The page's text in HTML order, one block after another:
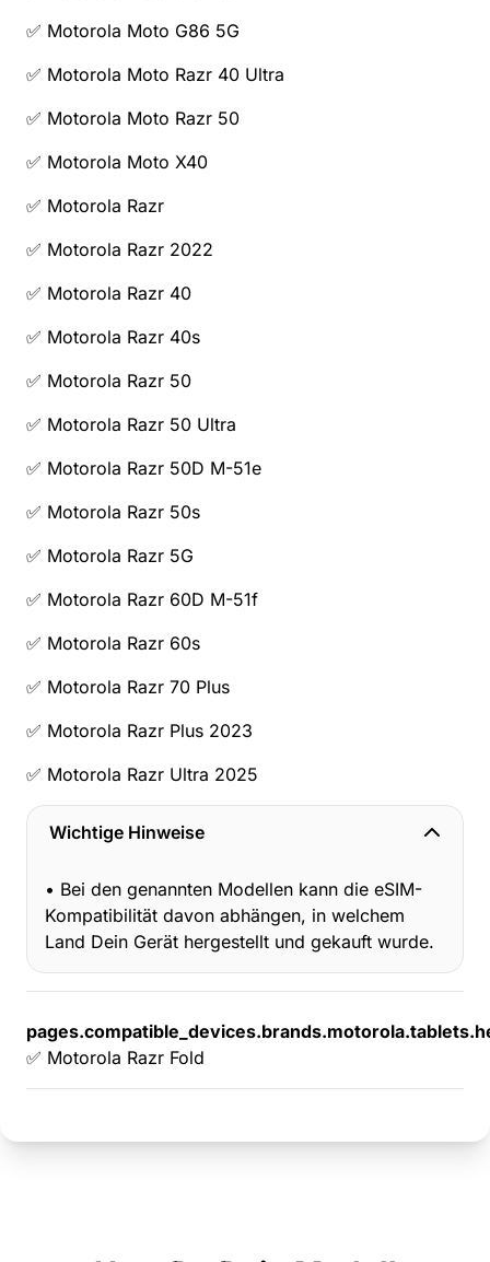
✅ Motorola Moto G86 5G
✅ Motorola Moto Razr 40 Ultra
✅ Motorola Moto Razr 50
✅ Motorola Moto X40
✅ Motorola Razr
✅ Motorola Razr 2022
✅ Motorola Razr 40
✅ Motorola Razr 40s
✅ Motorola Razr 50
✅ Motorola Razr 50 Ultra
✅ Motorola Razr 50D M-51e
✅ Motorola Razr 50s
✅ Motorola Razr 5G
✅ Motorola Razr 60D M-51f
✅ Motorola Razr 60s
✅ Motorola Razr 70 Plus
✅ Motorola Razr Plus 2023
✅ Motorola Razr Ultra 2025
Wichtige Hinweise
• Bei den genannten Modellen kann die eSIM-
Kompatibilität davon abhängen, in welchem
Land Dein Gerät hergestellt und gekauft wurde.
✅ Motorola Razr Fold